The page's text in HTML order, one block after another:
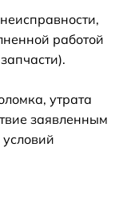
работой
утрата
заявленным